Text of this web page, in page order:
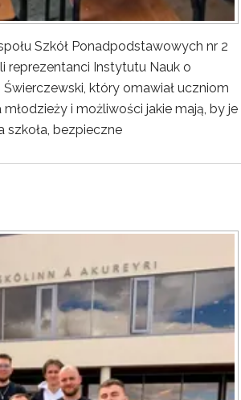
Szkół Ponadpodstawowych nr 2
reprezentanci Instytutu Nauk o
który omawiał uczniom
i możliwości jakie mają, by je
szkoła, bezpieczne